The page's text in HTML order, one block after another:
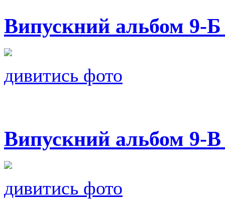
Випускний альбом 9-Б
дивитись фото
Випускний альбом 9-В
дивитись фото